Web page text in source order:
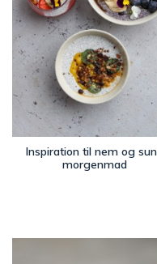
Inspiration til nem og
morgenmad